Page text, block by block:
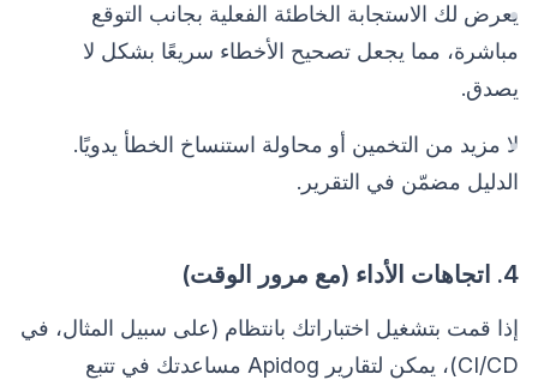
يعرض لك الاستجابة الخاطئة الفعلية بجانب التوقع
مباشرة، مما يجعل تصحيح الأخطاء سريعًا بشكل لا
يصدق.
لا مزيد من التخمين أو محاولة استنساخ الخطأ يدويًا.
الدليل مضمّن في التقرير.
4. اتجاهات الأداء (مع مرور الوقت)
إذا قمت بتشغيل اختباراتك بانتظام (على سبيل المثال، في
CI/CD)، يمكن لتقارير Apidog مساعدتك في تتبع